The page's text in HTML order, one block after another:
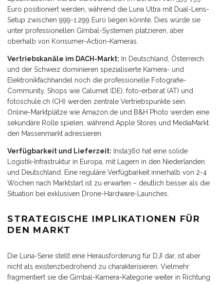
Euro positioniert werden, während die Luna Ultra mit Dual-Lens-
Setup zwischen 999-1.299 Euro liegen könnte. Dies würde sie
unter professionellen Gimbal-Systemen platzieren, aber
oberhalb von Konsumer-Action-Kameras.
Vertriebskanäle im DACH-Markt: In Deutschland, Österreich
und der Schweiz dominieren spezialisierte Kamera- und
Elektronikfachhandel noch die professionelle Fotografie-
Community. Shops wie Calumet (DE), foto-erber.at (AT) und
fotoschule.ch (CH) werden zentrale Vertriebspunkte sein.
Online-Marktplätze wie Amazon.de und B&H Photo werden eine
sekundäre Rolle spielen, während Apple Stores und MediaMarkt
den Massenmarkt adressieren.
Verfügbarkeit und Lieferzeit: Insta360 hat eine solide
Logistik-Infrastruktur in Europa, mit Lagern in den Niederlanden
und Deutschland. Eine reguläre Verfügbarkeit innerhalb von 2-4
Wochen nach Marktstart ist zu erwarten – deutlich besser als die
Situation bei exklusiven Drone-Hardware-Launches.
STRATEGISCHE IMPLIKATIONEN FÜR
DEN MARKT
Die Luna-Serie stellt eine Herausforderung für DJI dar, ist aber
nicht als existenzbedrohend zu charakterisieren. Vielmehr
fragmentiert sie die Gimbal-Kamera-Kategorie weiter in Richtung